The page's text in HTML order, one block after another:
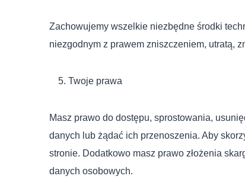
Zachowujemy wszelkie niezbędne środki
niezgodnym z prawem zniszczeniem, utratą,
Twoje prawa
Masz prawo do dostępu, sprostowania,
danych lub żądać ich przenoszenia. Aby
stronie. Dodatkowo masz prawo złożenia
danych osobowych.